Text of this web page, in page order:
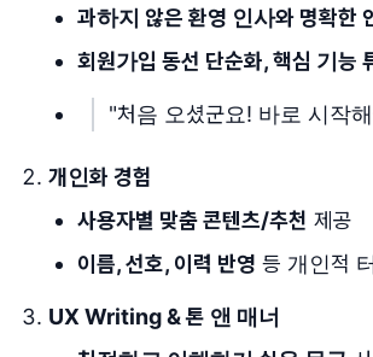
과하지 않은 환영 인사와 명확한
회원가입 동선 단순화, 핵심 기능
"처음 오셨군요! 바로 시작
개인화 경험
사용자별 맞춤 콘텐츠/추천 제공
이름, 선호, 이력 반영 등 개인적
UX Writing & 톤 앤 매너